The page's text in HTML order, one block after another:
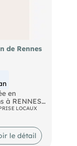
de Rennes
en
à RENNES
Rennes
LOCAUX
le détail